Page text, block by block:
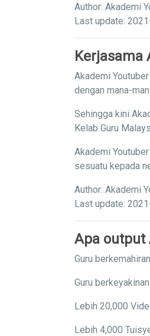
Author: Akademi
Last update:
Kerjasama
Akademi
dengan mana-
Sehingga kini
Kelab Guru
Akademi
sesuatu kepada
Author: Akademi
Last update:
Apa output
Guru
Guru
Lebih 20,000
Lebih 4,000